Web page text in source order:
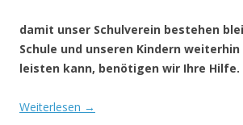
damit unser Schulverein bestehen
Schule und unseren Kindern
leisten kann, benötigen wir Ihre Hilfe.
Weiterlesen →